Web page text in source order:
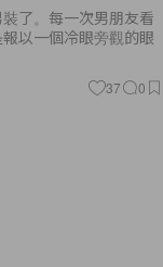
了。每一次男朋友看
以一個冷眼旁觀的眼
37 0